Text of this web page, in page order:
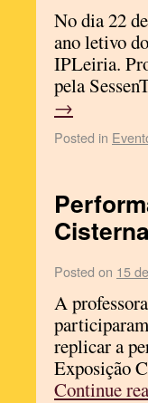
No dia 22
ano letivo
IPLeiria.
pela
→
Posted in
Posted on 15
A
replicar a
Exposição
Continue